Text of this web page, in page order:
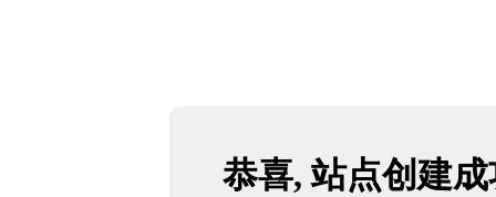
恭喜, 站点创建